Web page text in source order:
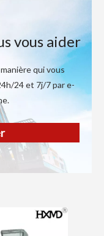
vous aider
qui vous
24 et 7j/7 par e-